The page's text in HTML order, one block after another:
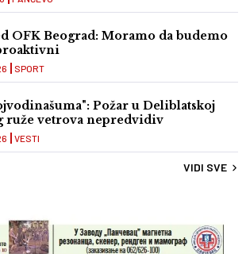
OFK Beograd: Moramo da budemo
SPORT
Požar u Deliblatskoj
ruže vetrova nepredvidiv
VESTI
VIDI SVE